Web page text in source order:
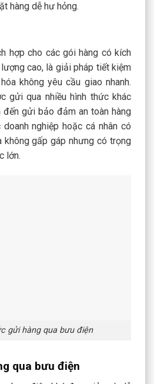
hàng dễ hư hỏng.
hợp cho các gói hàng có kích
cao, là giải pháp tiết kiệm
không yêu cầu giao nhanh.
gửi qua nhiều hình thức khác
gửi bảo đảm an toàn hàng
nghiệp hoặc cá nhân có
không gấp gáp nhưng có trọng
lớn.
gửi hàng qua bưu điện
qua bưu điện